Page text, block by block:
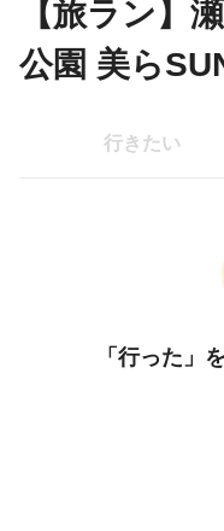
【旅ラン】
公園 美ら
行きたい
「行った」